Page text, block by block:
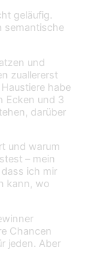
geläufig.
semantische
und
zuallererst
habe
Ecken und 3
darüber
und warum
– mein
ich mir
kann, wo
Chancen
jeden. Aber